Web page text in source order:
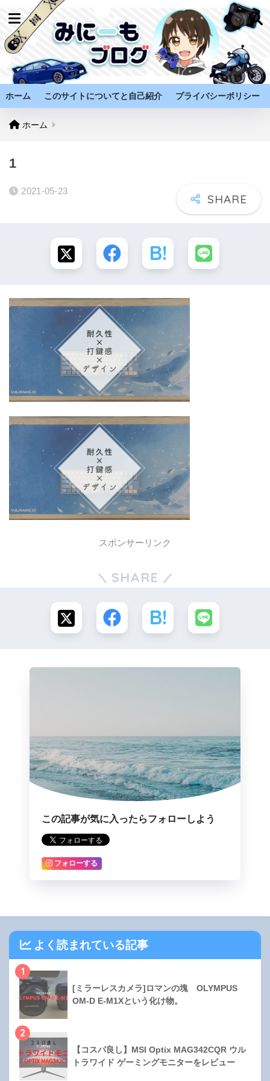
ホーム このサイトについてと自己紹介 プライバシーポリシー
ホーム
1
2021-05-23
スポンサーリンク
SHARE
この記事が気に入ったらフォローしよう
フォローする
よく読まれている記事
1
[ミラーレスカメラ]ロマンの塊 OLYMPUS
OM-D E-M1Xという化け物。
2
【コスパ良し】MSI Optix MAG342CQR ウル
トラワイド ゲーミングモニターをレビュー